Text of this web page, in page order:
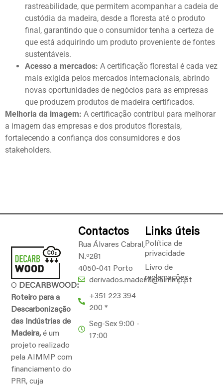
rastreabilidade, que permitem acompanhar a cadeia de
custódia da madeira, desde a floresta até o produto
final, garantindo que o consumidor tenha a certeza de
que está adquirindo um produto proveniente de fontes
sustentáveis.
Acesso a mercados: A certificação florestal é cada vez
mais exigida pelos mercados internacionais, abrindo
novas oportunidades de negócios para as empresas
que produzem produtos de madeira certificados.
Melhoria da imagem: A certificação contribui para melhorar
a imagem das empresas e dos produtos florestais,
fortalecendo a confiança dos consumidores e dos
stakeholders.
O DECARBWOOD:
Roteiro para a
Descarbonização
das Indústrias de
Madeira,é um
projeto realizado
pela AIMMP com
financiamento do
PRR, cuja
Links úteis
Política de
privacidade
Livro de
reclamações
Contactos
Rua Álvares Cabral,
N.º281
4050-041 Porto
derivados.madeira@aimmp.pt
+351 223 394
200 *
Seg-Sex 9:00 -
17:00